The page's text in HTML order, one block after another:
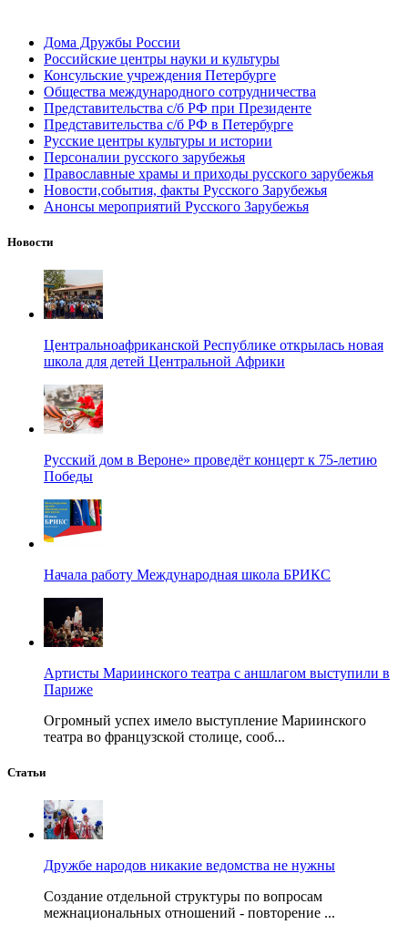
Дома Дружбы России
Российские центры науки и культуры
Консульские учреждения Петербурге
Общества международного сотрудничества
Представительства с/б РФ при Президенте
Представительства с/б РФ в Петербурге
Русские центры культуры и истории
Персоналии русского зарубежья
Православные храмы и приходы русского зарубежья
Новости,события, факты Русского Зарубежья
Анонсы мероприятий Русского Зарубежья
Новости
Центральноафриканской Республике открылась новая
школа для детей Центральной Африки
Русский дом в Вероне» проведёт концерт к 75-летию
Победы
Начала работу Международная школа БРИКС
Артисты Мариинского театра с аншлагом выступили в
Париже
Огромный успех имело выступление Мариинского
театра во французской столице, сооб...
Статьи
Дружбе народов никакие ведомства не нужны
Создание отдельной структуры по вопросам
межнациональных отношений - повторение ...